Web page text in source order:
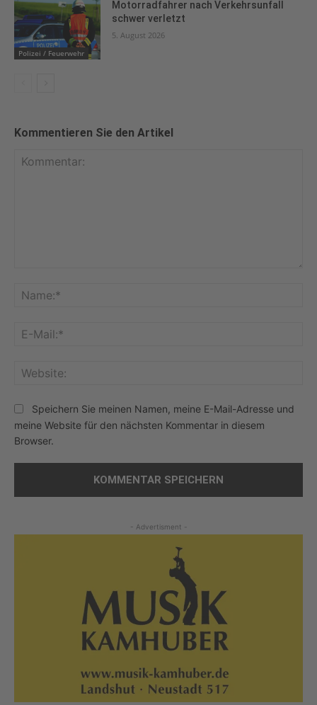
Polizei / Feuerwehr
Motorradfahrer nach Verkehrsunfall
schwer verletzt
5. August 2026
Kommentieren Sie den Artikel
Speichern Sie meinen Namen, meine E-Mail-Adresse und
meine Website für den nächsten Kommentar in diesem
Browser.
- Advertisment -